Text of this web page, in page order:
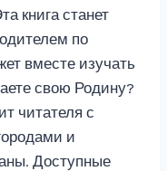
книга станет
по
вместе изучать
свою Родину?
читателя с
и
Доступные